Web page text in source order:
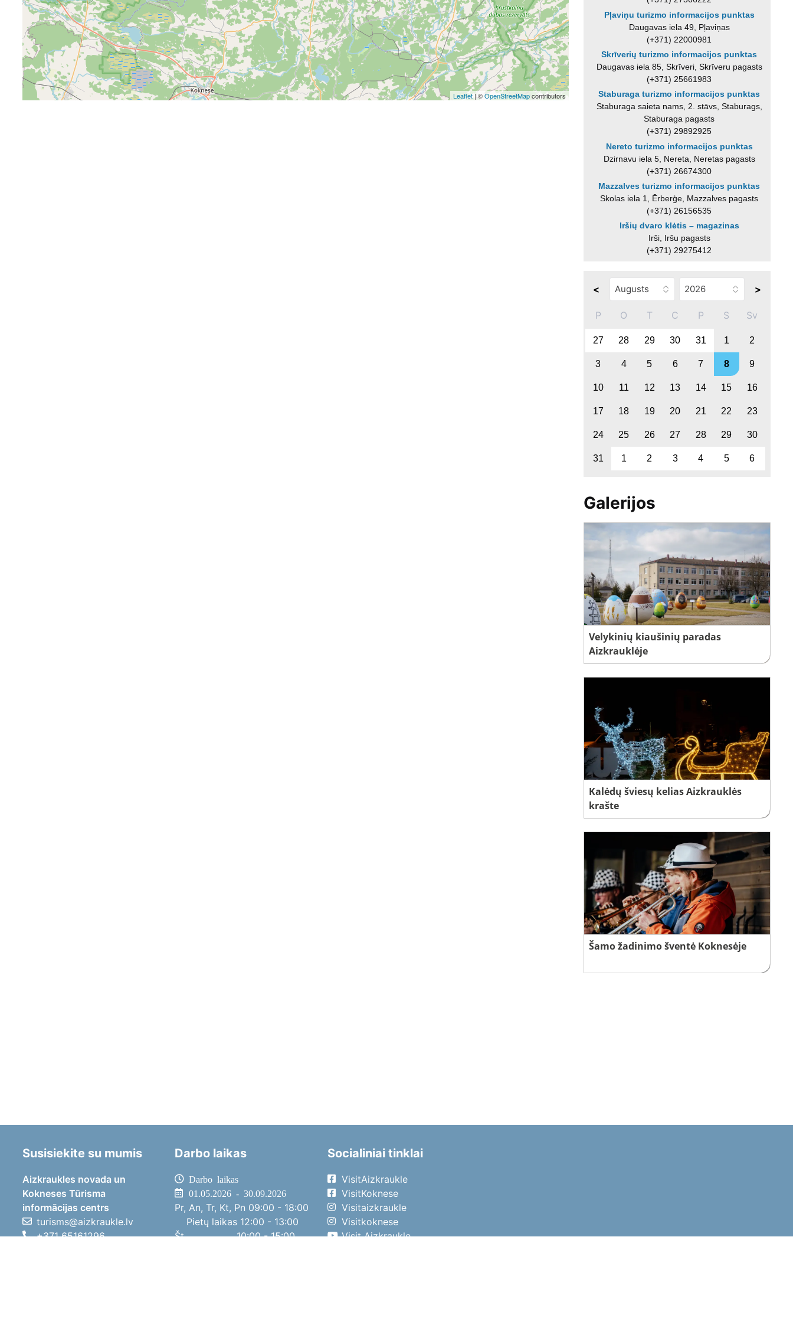
Leaflet| ©OpenStreetMapcontributors
Pļaviņu turizmo informacijos punktas
Daugavas iela 49, Pļaviņas
(+371) 22000981
Skrīverių turizmo informacijos punktas
Daugavas iela 85, Skrīveri, Skrīveru pagasts
(+371) 25661983
Staburaga turizmo informacijos punktas
Staburaga saieta nams, 2. stāvs, Staburags,
Staburaga pagasts
(+371) 29892925
Nereto turizmo informacijos punktas
Dzirnavu iela 5, Nereta, Neretas pagasts
(+371) 26674300
Mazzalves turizmo informacijos punktas
Skolas iela 1, Ērberģe, Mazzalves pagasts
(+371) 26156535
Iršių dvaro klėtis – magazinas
Irši, Iršu pagasts
(+371) 29275412
< >
P O T C P S Sv
27 28 29 30 31 1 2
3 4 5 6 7 8 9
10 11 12 13 14 15 16
17 18 19 20 21 22 23
24 25 26 27 28 29 30
31 1 2 3 4 5 6
Galerijos
Velykinių kiaušinių paradas
Aizkrauklėje
Kalėdų šviesų kelias Aizkrauklės
krašte
Šamo žadinimo šventė Koknesėje
Susisiekite su mumis
Aizkraukles novada un
Kokneses Tūrisma
informācijas centrs
turisms@aizkraukle.lv
+371 65161296
Darbo laikas
Darbo laikas
01.05.2026 - 30.09.2026
Pr, An, Tr, Kt, Pn 09:00 - 18:00
Pietų laikas 12:00 - 13:00
Št
10:00 - 15:00
Socialiniai tinklai
VisitAizkraukle
VisitKoknese
Visitaizkraukle
Visitkoknese
Visit Aizkraukle